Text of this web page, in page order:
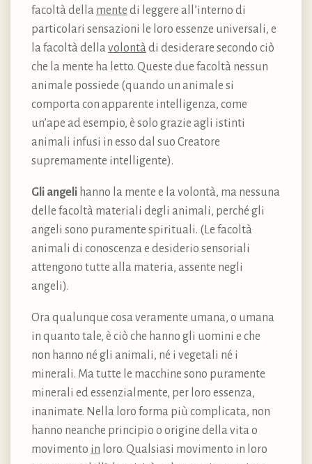
facoltà della mente di leggere all’interno di
particolari sensazioni le loro essenze universali, e
la facoltà della volontà di desiderare secondo ciò
che la mente ha letto. Queste due facoltà nessun
animale possiede (quando un animale si
comporta con apparente intelligenza, come
un’ape ad esempio, è solo grazie agli istinti
animali infusi in esso dal suo Creatore
supremamente intelligente).
Gli angeli hanno la mente e la volontà, ma nessuna
delle facoltà materiali degli animali, perché gli
angeli sono puramente spirituali. (Le facoltà
animali di conoscenza e desiderio sensoriali
attengono tutte alla materia, assente negli
angeli).
Ora qualunque cosa veramente umana, o umana
in quanto tale, è ciò che hanno gli uomini e che
non hanno né gli animali, né i vegetali né i
minerali. Ma tutte le macchine sono puramente
minerali ed essenzialmente, per loro essenza,
inanimate. Nella loro forma più complicata, non
hanno neanche principio o origine della vita o
movimento in loro. Qualsiasi movimento in loro